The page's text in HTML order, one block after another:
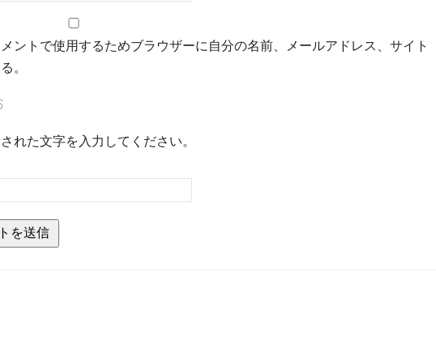
ントで使用するためブラウザーに自分の名前、メールアドレス、サイト
。
れた文字を入力してください。